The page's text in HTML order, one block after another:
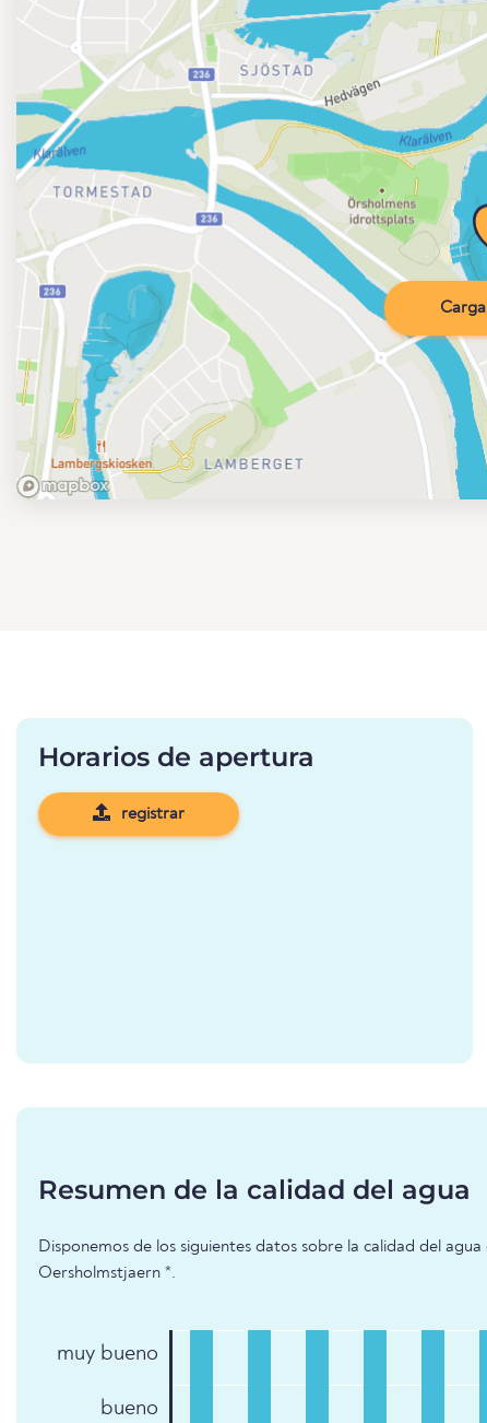
Horarios de apertura
registrar
Resumen de la calidad del agua
Disponemos de los siguientes datos sobre la calidad del
Oersholmstjaern *.
muy bueno
bueno